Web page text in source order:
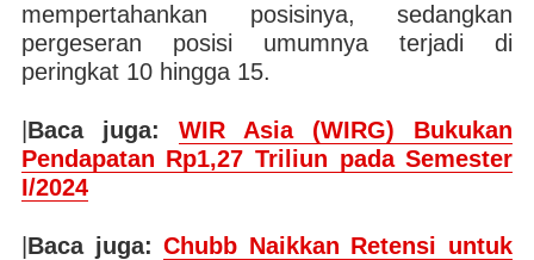
mempertahankan posisinya, sedangkan
pergeseran posisi umumnya terjadi di
peringkat 10 hingga 15.
Baca juga: WIR Asia (WIRG) Bukukan
Pendapatan Rp1,27 Triliun pada Semester
I/2024
Baca juga:Chubb Naikkan Retensi untuk